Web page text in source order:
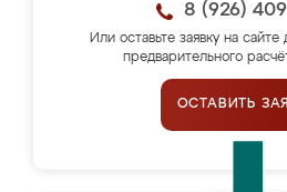
8 (926)
Или оставьте заявку на сайте
предварительного
ОСТАВИТЬ